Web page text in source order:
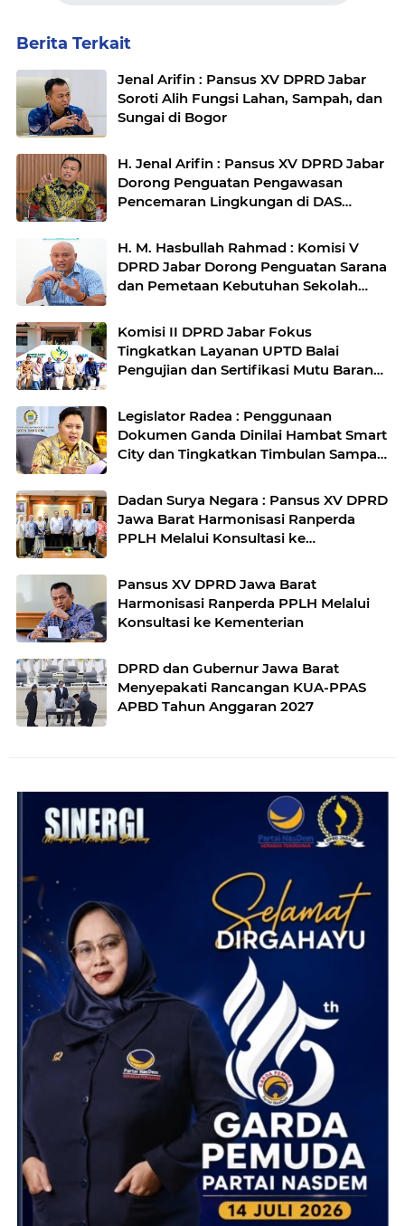
Berita Terkait
Jenal Arifin : Pansus XV DPRD Jabar
Soroti Alih Fungsi Lahan, Sampah, dan
Sungai di Bogor
H. Jenal Arifin : Pansus XV DPRD Jabar
Dorong Penguatan Pengawasan
Pencemaran Lingkungan di DAS
H. M. Hasbullah Rahmad : Komisi V
DPRD Jabar Dorong Penguatan Sarana
dan Pemetaan Kebutuhan Sekolah
Komisi II DPRD Jabar Fokus
Tingkatkan Layanan UPTD Balai
Pengujian dan Sertifikasi Mutu Barang
Legislator Radea : Penggunaan
Dokumen Ganda Dinilai Hambat Smart
City dan Tingkatkan Timbulan Sampah
Dadan Surya Negara : Pansus XV DPRD
Jawa Barat Harmonisasi Ranperda
PPLH Melalui Konsultasi ke
Pansus XV DPRD Jawa Barat
Harmonisasi Ranperda PPLH Melalui
Konsultasi ke Kementerian
DPRD dan Gubernur Jawa Barat
Menyepakati Rancangan KUA-PPAS
APBD Tahun Anggaran 2027